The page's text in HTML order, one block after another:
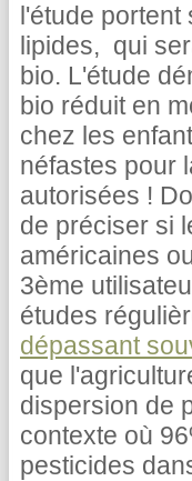
l'étude
lipides, qui
bio. L'étude
bio réduit en
chez les
néfastes pour
autorisées !
de préciser si
américaines
3ème
études
dépassant
que
dispersion de
contexte où
pesticides